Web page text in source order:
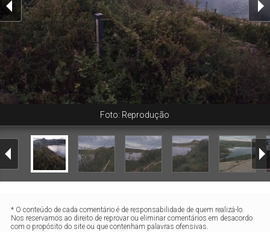
Foto: Reprodução
* O conteúdo de cada comentário é de responsabilidade de quem realizá-lo.
Nos reservamos ao direito de reprovar ou eliminar comentários em desacordo
com o propósito do site ou que contenham palavras ofensivas.